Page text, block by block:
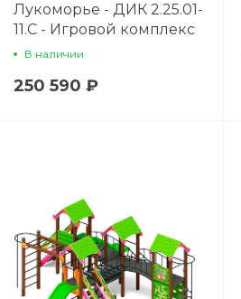
Лукоморье - ДИК 2.25.01-
11.С - Игровой комплекс
H=1200
В наличии
250 590 ₽